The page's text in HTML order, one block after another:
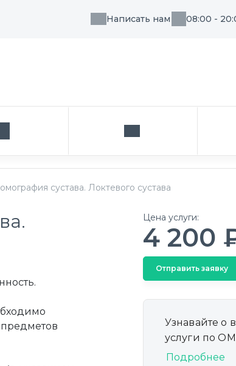
Написать нам 08:00 -
врача Написать нам
сустава. Локтевого сустава
предметов
Цена услуги:
4 200
Отправить заявку
Узнавайте о
услуги по
Подробнее